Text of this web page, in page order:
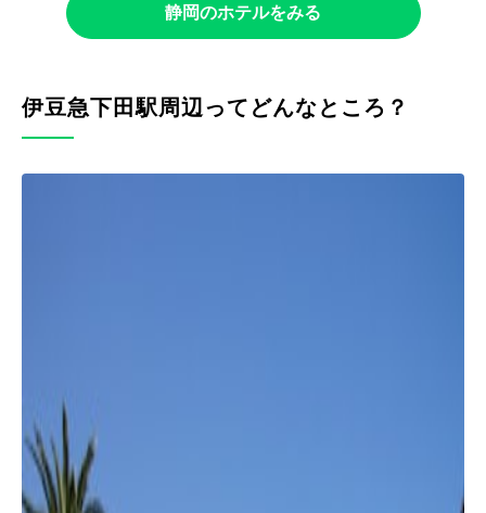
静岡のホテルをみる
伊豆急下田駅周辺ってどんなところ？